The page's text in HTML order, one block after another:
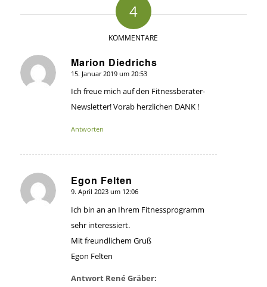
4
KOMMENTARE
Marion Diedrichs
sagte:
15. Januar 2019 um 20:53
Ich freue mich auf den Fitnessberater-
Newsletter! Vorab herzlichen DANK !
Antworten
Egon Felten
sagte:
9. April 2023 um 12:06
Ich bin an an Ihrem Fitnessprogramm
sehr interessiert.
Mit freundlichem Gruß
Egon Felten
Antwort René Gräber: